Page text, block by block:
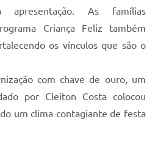
apresentação. As famílias
Criança Feliz também
os vínculos que são o
com chave de ouro, um
por Cleiton Costa colocou
um clima contagiante de festa